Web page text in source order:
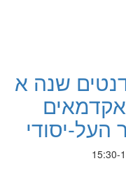
שנה א
יסודי